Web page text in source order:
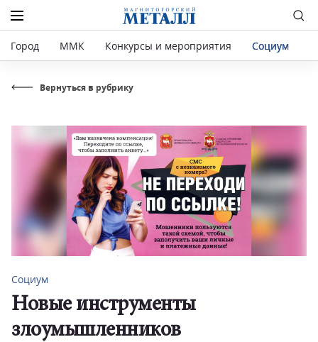
Город ММК Конкурсы и мероприятия Социум
Вернуться в рубрику
Социум
Новые инструменты
злоумышленников